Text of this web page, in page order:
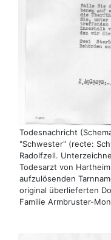
Todesnachricht
"Schwester" (recte:
Radolfzell.
Todesarzt von
aufzulösenden
original überlieferten
Familie Armbruster-